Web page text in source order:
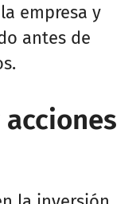
empresa y
antes de